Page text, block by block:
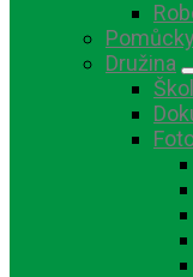
Pomůcky
Družina